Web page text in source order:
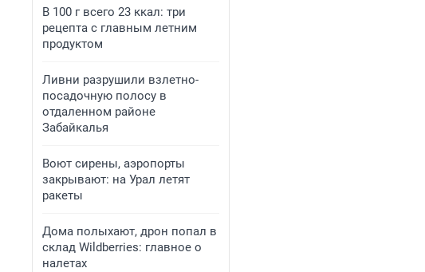
В 100 г всего 23 ккал: три
рецепта с главным летним
продуктом
Ливни разрушили взлетно-
посадочную полосу в
отдаленном районе
Забайкалья
Воют сирены, аэропорты
закрывают: на Урал летят
ракеты
Дома полыхают, дрон попал в
склад Wildberries: главное о
налетах